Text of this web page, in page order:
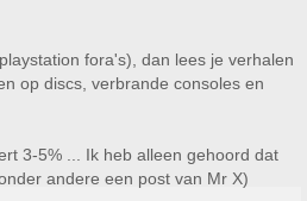
fora's), dan lees je verhalen
op discs, verbrande consoles en
3-5% ... Ik heb alleen gehoord dat
andere een post van Mr X)